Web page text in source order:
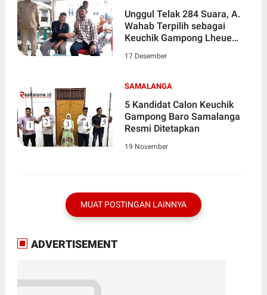
Unggul Telak 284 Suara, A.
Wahab Terpilih sebagai
Keuchik Gampong Lheue
17 Desember
SAMALANGA
5 Kandidat Calon Keuchik
Gampong Baro Samalanga
Resmi Ditetapkan
19 November
MUAT POSTINGAN LAINNYA
ADVERTISEMENT